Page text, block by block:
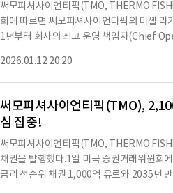
™ Dx Target Test에 대한 승인을 받았으며
의 동반 진단으로 사용된다.2025년 동안
Separation 사업부를 Solventum으로부
써모피셔사이언티픽(TMO, THERMO
회에 따르면 써모피셔사이언티픽의 미셸
1년부터 회사의 최고 운영 책임자(Chief
026년 3월 1일부터 써모피셔사이언티픽은
ief Executive Officer)로 임명되며, 현재
Officer)로 전환된다.또한, 같은 날 현재 최
예정이다.※ 본 컨텐츠는 AI API를 이용하
투자 참고용이며 투자를 할때는 컨텐츠 원문
2026.01.12 20:20
써모피셔사이언티픽(TMO),
심 집중!
써모피셔사이언티픽(TMO, THERMO
채권을 발행했다.1일 미국 증권거래위원회
금리 선순위 채권 1,000억 유로와 2035년